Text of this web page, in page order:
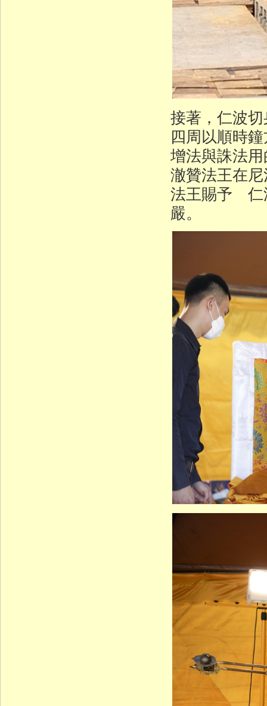
接著，仁波
四周以順時
增法與誅法
澈贊法王在
法王賜予 仁
嚴。